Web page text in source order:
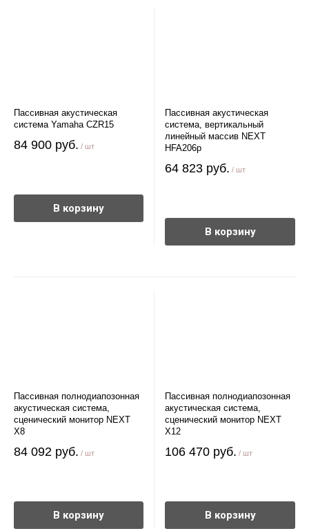
Пассивная акустическая
система Yamaha CZR15
84 900 руб. / шт
В корзину
Пассивная акустическая
система, вертикальный
линейный массив NEXT
HFA206p
64 823 руб. / шт
В корзину
Пассивная полнодиапозонная
акустическая система,
сценический монитор NEXT
X8
84 092 руб. / шт
В корзину
Пассивная полнодиапозонная
акустическая система,
сценический монитор NEXT
X12
106 470 руб. / шт
В корзину